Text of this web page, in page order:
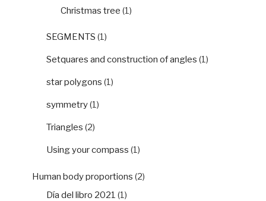
Christmas tree (1)
SEGMENTS (1)
Setquares and construction of angles (1)
star polygons (1)
symmetry(1)
Triangles (2)
Using your compass (1)
Human body proportions (2)
Día del libro 2021 (1)